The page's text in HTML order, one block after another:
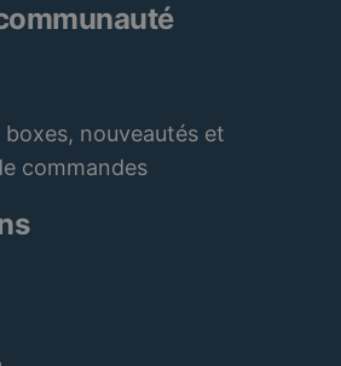
nouveautés et
commandes